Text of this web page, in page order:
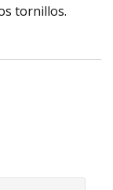
tornillos.